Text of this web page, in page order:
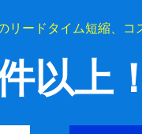
ードタイム短縮、コ
以上